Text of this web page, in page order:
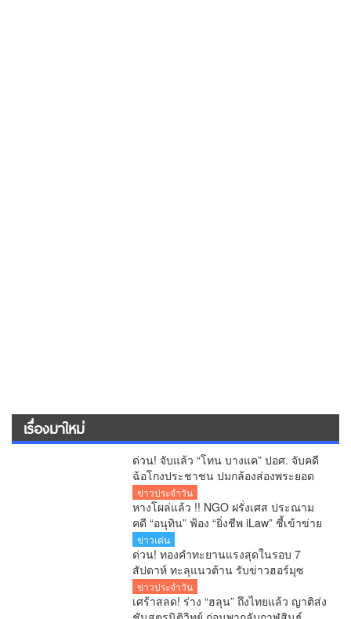
เรื่องมาใหม่
ด่วน! จับแล้ว “โทน บางแค” ปอศ. จับคดี
ฉ้อโกงประชาชน ปมกล้องส่องพระยอด
จองเกือบ 20 ล้านบาท
ข่าวประจำวัน
หางโผล่แล้ว !! NGO ฝรั่งเศส ประณาม
คดี “อนุทิน” ฟ้อง “ยิ่งชีพ iLaw” ชี้เข้าข่าย
SLAPP งง มาก จี้ไทยยกเลิกโทษอาญา
หมิ่นประมาท
ข่าวเด่น
ด่วน! ทองคำทะยานแรงสุดในรอบ 7
สัปดาห์ ทะลุแนวต้าน รับข่าวฮอร์มุซ
คลี่คลาย
ข่าวประจำวัน
เศร้าสลด! ร่าง “ฮลุน” ถึงไทยแล้ว ญาติส่ง